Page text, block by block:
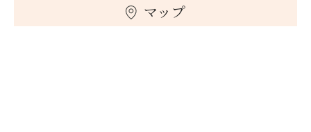
マップ